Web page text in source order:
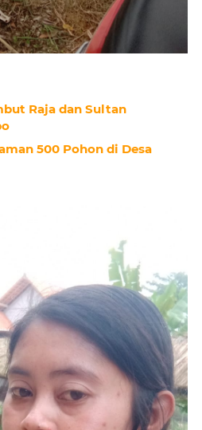
Raja dan Sultan
500 Pohon di Desa